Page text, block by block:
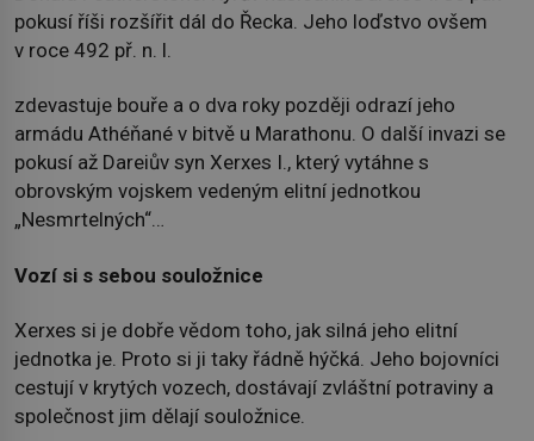
pokusí říši rozšířit dál do Řecka. Jeho loďstvo ovšem
v roce 492 př. n. l.
zdevastuje bouře a o dva roky později odrazí jeho
armádu Athéňané v bitvě u Marathonu. O další invazi se
pokusí až Dareiův syn Xerxes I., který vytáhne s
obrovským vojskem vedeným elitní jednotkou
„Nesmrtelných“…
Vozí si s sebou souložnice
Xerxes si je dobře vědom toho, jak silná jeho elitní
jednotka je. Proto si ji taky řádně hýčká. Jeho bojovníci
cestují v krytých vozech, dostávají zvláštní potraviny a
společnost jim dělají souložnice.